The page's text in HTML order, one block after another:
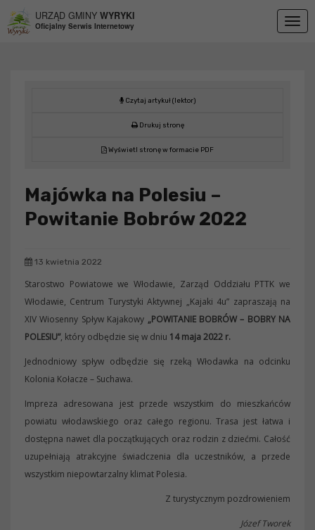
URZĄD GMINY WYRYKI
Oficjalny Serwis Internetowy
Czytaj artykuł (lektor)
Drukuj stronę
Wyświetl stronę w formacie PDF
Majówka na Polesiu –
Powitanie Bobrów 2022
13 kwietnia 2022
Starostwo Powiatowe we Włodawie, Zarząd Oddziału PTTK we
Włodawie, Centrum Turystyki Aktywnej „Kajaki 4u” zapraszają na
XIV Wiosenny Spływ Kajakowy „POWITANIE BOBRÓW – BOBRY NA
POLESIU”, który odbędzie się w dniu 14 maja 2022 r.
Jednodniowy spływ odbędzie się rzeką Włodawka na odcinku
Kolonia Kołacze – Suchawa.
Impreza adresowana jest przede wszystkim do mieszkańców
powiatu włodawskiego oraz całego regionu. Trasa jest łatwa i
dostępna nawet dla początkujących oraz rodzin z dziećmi. Całość
uzupełniają atrakcyjne świadczenia dla uczestników, a przede
wszystkim niepowtarzalny klimat Polesia.
Z turystycznym pozdrowieniem
Józef Tworek